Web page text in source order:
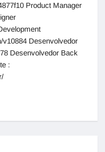
Product Manager
v10884 Desenvolvedor
Desenvolvedor Back
: